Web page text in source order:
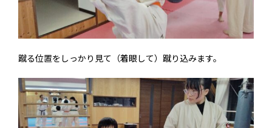
蹴る位置をしっかり見て（着眼して）蹴り込みます。